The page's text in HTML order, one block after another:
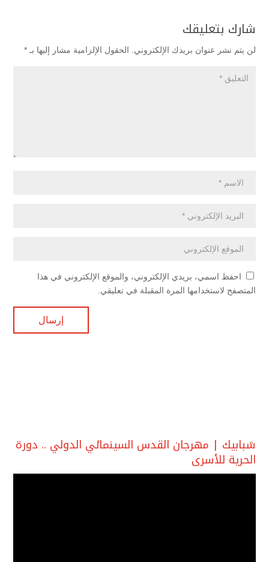
شارك بتعليقك
لن يتم نشر عنوان بريدك الإلكتروني. الحقول الإلزامية مشار إليها بـ *
احفظ اسمي، بريدي الإلكتروني، والموقع الإلكتروني في هذا
المتصفح لاستخدامها المرة المقبلة في تعليقي.
شبابيك | مهرجان القدس السينمائي الدولي .. دورة
الحرية للأسرى